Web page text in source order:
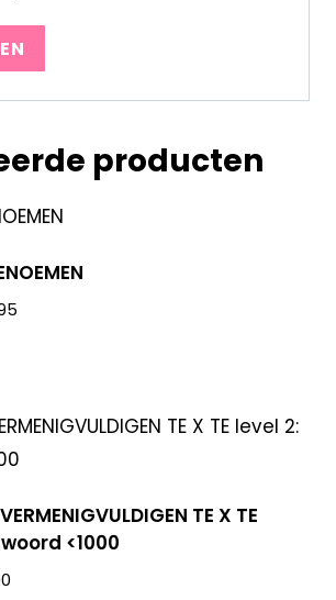
producten
TE X TE
<1000